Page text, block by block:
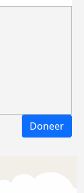
Doneer